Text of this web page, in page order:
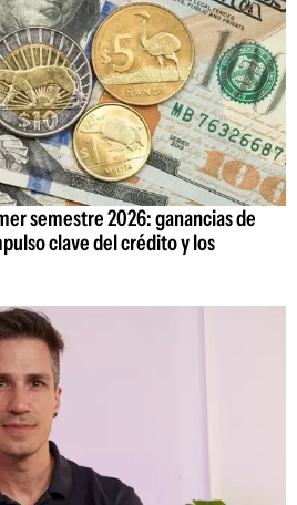
semestre 2026: ganancias de
clave del crédito y los